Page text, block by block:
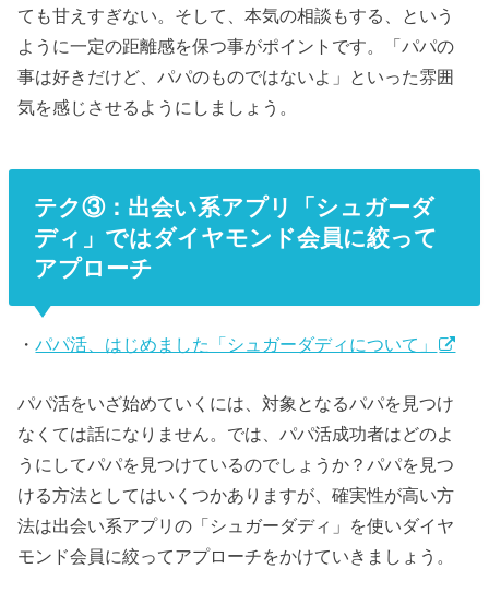
ても甘えすぎない。そして、本気の相談もする、という
ように一定の距離感を保つ事がポイントです。「パパの
事は好きだけど、パパのものではないよ」といった雰囲
気を感じさせるようにしましょう。
テク③：出会い系アプリ「シュガーダ
ディ」ではダイヤモンド会員に絞って
アプローチ
・パパ活、はじめました「シュガーダディについて」
パパ活をいざ始めていくには、対象となるパパを見つけ
なくては話になりません。では、パパ活成功者はどのよ
うにしてパパを見つけているのでしょうか？パパを見つ
ける方法としてはいくつかありますが、確実性が高い方
法は出会い系アプリの「シュガーダディ」を使いダイヤ
モンド会員に絞ってアプローチをかけていきましょう。